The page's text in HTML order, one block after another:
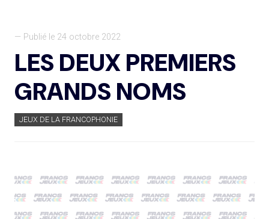
— Publié le 24 octobre 2022
LES DEUX PREMIERS
GRANDS NOMS
JEUX DE LA FRANCOPHONIE